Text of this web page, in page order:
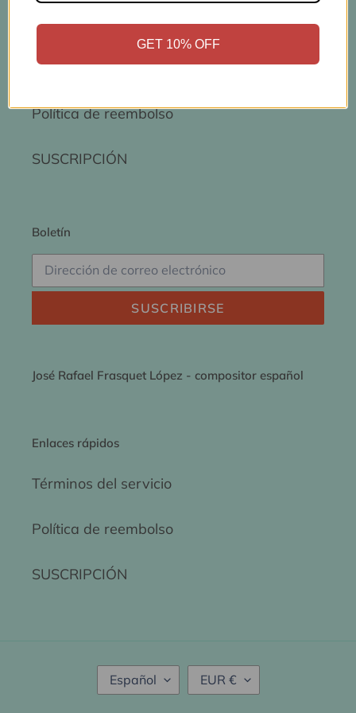
Enlaces rápidos
Términos del servicio
Política de reembolso
SUSCRIPCIÓN
Boletín
SUSCRIBIRSE
José Rafael Frasquet López - compositor español
Enlaces rápidos
Términos del servicio
Política de reembolso
SUSCRIPCIÓN
Español EUR €
GET 10% OFF